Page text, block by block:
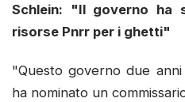
Schlein: "Il governo ha
risorse Pnrr per i ghetti"
"Questo governo due
ha nominato un